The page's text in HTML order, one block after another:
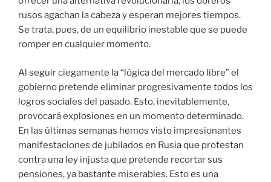
rusos agachan la cabeza y esperan mejores tiempos.
Se trata, pues, de un equilibrio inestable que se puede
romper en cualquier momento.
Al seguir ciegamente la “lógica del mercado libre” el
gobierno pretende eliminar progresivamente todos los
logros sociales del pasado. Esto, inevitablemente,
provocará explosiones en un momento determinado.
En las últimas semanas hemos visto impresionantes
manifestaciones de jubilados en Rusia que protestan
contra una ley injusta que pretende recortar sus
pensiones, ya bastante miserables. Esto es una